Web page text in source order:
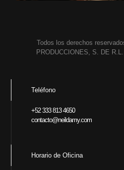
Todos los derechos
PRODUCCIONES, S. DE
Teléfono
+52 333 813 4650
contacto@neildamy.com
Horario de Oficina